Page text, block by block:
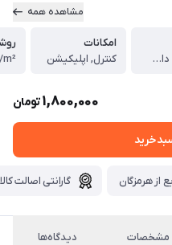
مشاهده همه
سایز نمایشگر 17.3 * 7 سانتیمتر ، تعداد دات ال ای دی 32 * 16
امکانات
کنترل, اپلیکیشن
1,800,000تومان
از هرمزگان گارانتی اصالت کالا
مشخصات دیدگاه‌ها